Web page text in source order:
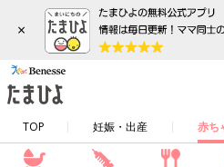
×
TOP 妊娠・出産 赤ち